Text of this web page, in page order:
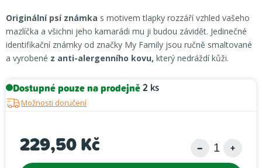
Originální psí známka s motivem tlapky rozzáří vzhled vašeho
mazlíčka a všichni jeho kamarádi mu ji budou závidět. Jedinečné
identifikační známky od značky My Family jsou ručně smaltované
a vyrobené z anti-alergenního kovu, který nedráždí kůži.
Dostupné pouze na prodejně2 ks
Možnosti doručení
229,50 Kč